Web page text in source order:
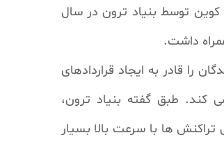
کوین توسط بنیاد ترون در سال
را قادر به ایجاد قراردادهای
کند. طبق گفته بنیاد ترون،
ها با سرعت بالا بسیار